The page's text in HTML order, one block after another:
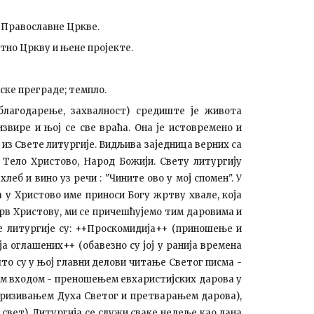
Православне Цркве.
Цркву и њене пројекте.
преграде; темпло.
захвалност) средиште је живота
и њој се све враћа. Она је истовремено и
Свете литургије. Видљива заједница верних са
Христово, Народ Божији. Свету литургију
и вино уз речи : "Чините ово у мој спомен". У
Христово име приноси Богу жртву хвале, која
Христову, ми се причешћујемо тим даровима и
су: ++Проскомидија++ (приношење и
(обавезно су јој у ранија времена
су у њој главни делови читање Светог писма -
входом - преношењем евхаристијских дарова у
Духа Светог и претварањем дарова),